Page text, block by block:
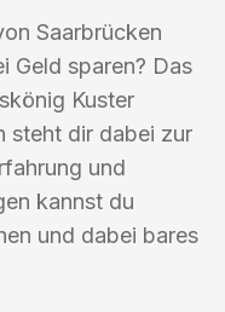
Saarbrücken
Geld sparen? Das
Kuster
steht dir dabei zur
und
kannst du
und dabei bares